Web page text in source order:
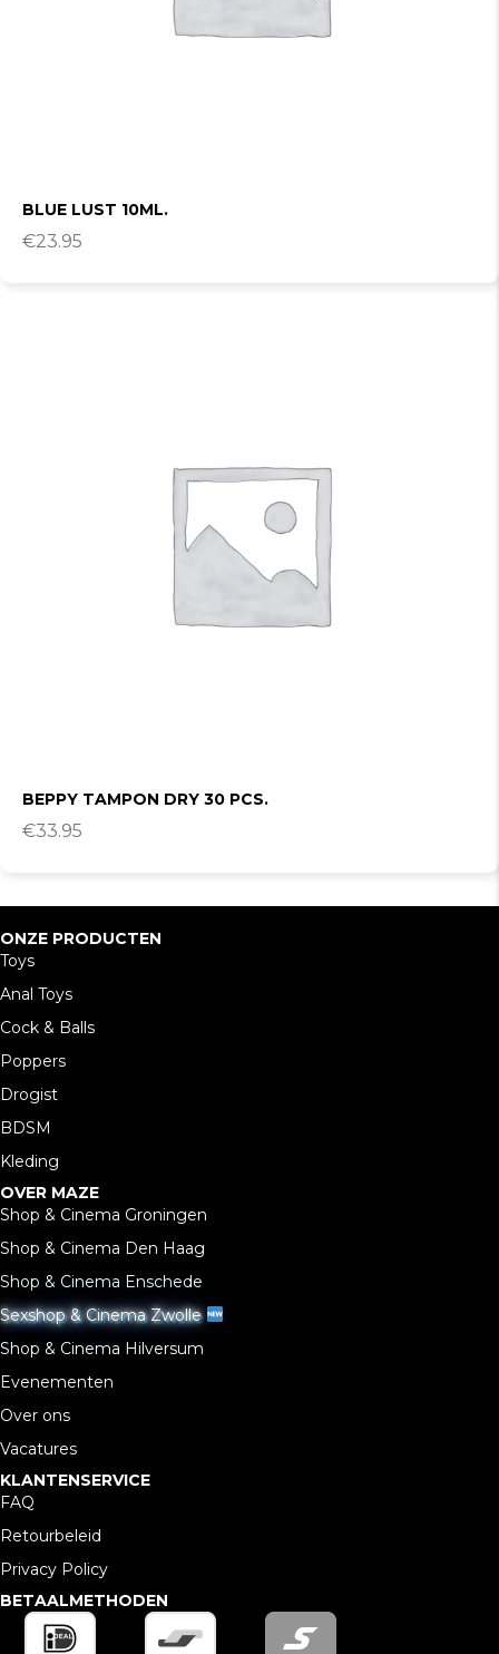
BLUE LUST 10ML.
€23.95
BEPPY TAMPON DRY 30 PCS.
€33.95
ONZE PRODUCTEN
Toys
Anal Toys
Cock & Balls
Poppers
Drogist
BDSM
Kleding
OVER MAZE
Shop & Cinema Groningen
Shop & Cinema Den Haag
Shop & Cinema Enschede
Sexshop & Cinema Zwolle
Shop & Cinema Hilversum
Evenementen
Over ons
Vacatures
KLANTENSERVICE
FAQ
Retourbeleid
Privacy Policy
BETAALMETHODEN